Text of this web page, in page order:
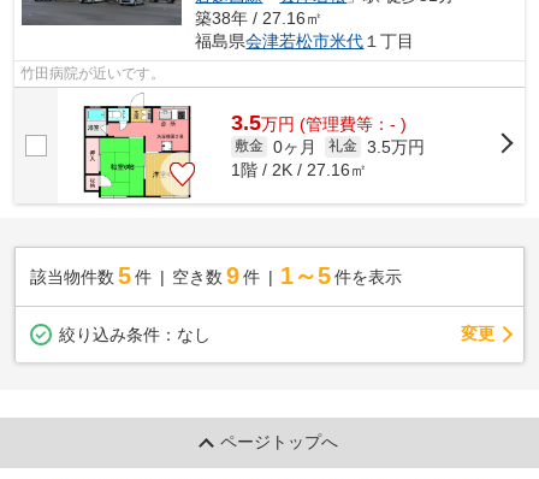
築38年 / 27.16㎡
福島県会津若松市米代 １丁目
竹田病院が近いです。
3.5万円 (管理費等：- )
敷金 0ヶ月 礼金 3.5万円
1階 / 2K / 27.16㎡
該当物件数 5件 空き数 9 件 1～5 件を表示
絞り込み条件： なし 変更
ページトップへ